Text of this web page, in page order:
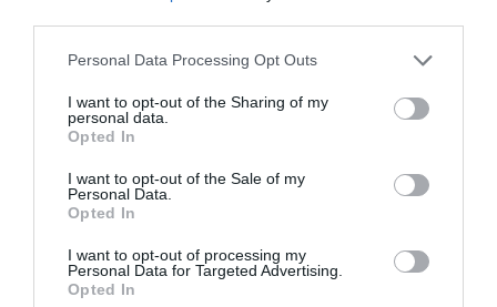
Personal Data Processing Opt Outs
I want to opt-out of the Sharing of my
personal data.
Opted In
I want to opt-out of the Sale of my
Personal Data.
Opted In
I want to opt-out of processing my
Personal Data for Targeted Advertising.
Opted In